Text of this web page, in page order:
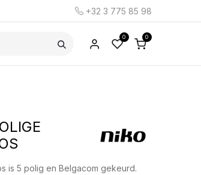
+32 3 775 85 98
0 0
is 5 polig en Belgacom gekeurd.